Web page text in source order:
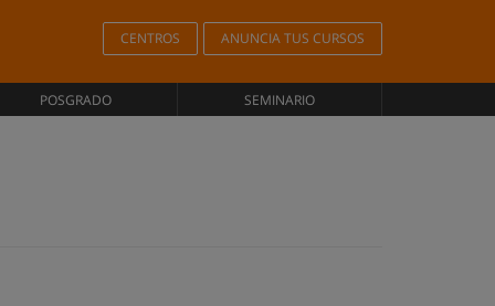
CENTROS ANUNCIA TUS CURSOS
POSGRADO SEMINARIO